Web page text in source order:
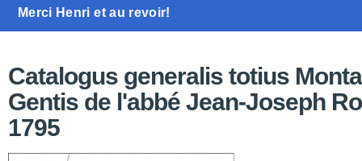
Merci Henri et au revoir!
Catalogus generalis totius
Gentis de l'abbé Jean-Joseph
1795